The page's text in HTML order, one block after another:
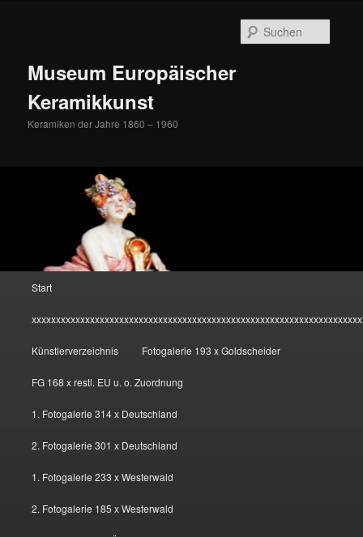
Museum Europäischer
Keramikkunst
Keramiken der Jahre 1860 – 1960
Start
Künstlerverzeichnis Fotogalerie 193 x Goldscheider
FG 168 x restl. EU u. o. Zuordnung
1. Fotogalerie 314 x Deutschland
2. Fotogalerie 301 x Deutschland
1. Fotogalerie 233 x Westerwald
2. Fotogalerie 185 x Westerwald